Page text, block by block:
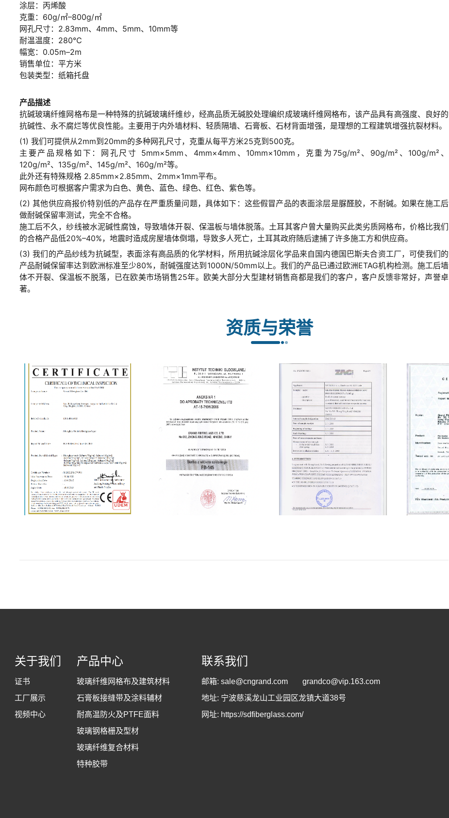
涂层：丙烯酸
克重：60g/㎡–800g/㎡
网孔尺寸：2.83mm、4mm、5mm、10mm等
耐温温度：280℃
幅宽：0.05m–2m
销售单位：平方米
包装类型：纸箱托盘
产品描述
抗碱玻璃纤维网格布是一种特殊的抗碱玻璃纤维纱，经高品质无碱胶处理编织成玻璃纤维网格布，该产品具有高强度、良好的
抗碱性、永不腐烂等优良性能。主要用于内外墙材料、轻质隔墙、石膏板、石材背面增强，是理想的工程建筑增强抗裂材料。
(1) 我们可提供从2mm到20mm的多种网孔尺寸，克重从每平方米25克到500克。
主要产品规格如下：网孔尺寸 5mm×5mm、4mm×4mm、10mm×10mm，克重为75g/m²、90g/m²、100g/m²、
120g/m²、135g/m²、145g/m²、160g/m²等。
此外还有特殊规格 2.85mm×2.85mm、2mm×1mm平布。
网布颜色可根据客户需求为白色、黄色、蓝色、绿色、红色、紫色等。
(2) 其他供应商报价特别低的产品存在严重质量问题，具体如下：这些假冒产品的表面涂层是脲醛胶，不耐碱。如果在施工后
做耐碱保留率测试，完全不合格。
施工后不久，纱线被水泥碱性腐蚀，导致墙体开裂、保温板与墙体脱落。土耳其客户曾大量购买此类劣质网格布，价格比我们
的合格产品低20%–40%，地震时造成房屋墙体倒塌，导致多人死亡，土耳其政府随后逮捕了许多施工方和供应商。
(3) 我们的产品纱线为抗碱型，表面涂有高品质的化学材料，所用抗碱涂层化学品来自国内德国巴斯夫合资工厂，可使我们的
产品耐碱保留率达到欧洲标准至少80%，耐碱强度达到1000N/50mm以上。我们的产品已通过欧洲ETAG机构检测。施工后墙
体不开裂、保温板不脱落，已在欧美市场销售25年。欧美大部分大型建材销售商都是我们的客户，客户反馈非常好，声誉卓
著。
资质与荣誉
关于我们
证书
工厂展示
视频中心
产品中心
玻璃纤维网格布及建筑材料
石膏板接缝带及涂料辅材
耐高温防火及PTFE面料
玻璃钢格栅及型材
玻璃纤维复合材料
特种胶带
联系我们
邮箱:sale@cngrand.com
grandco@vip.163.com
地址: 宁波慈溪龙山工业园区龙镇大道38号
网址: https://sdfiberglass.com/